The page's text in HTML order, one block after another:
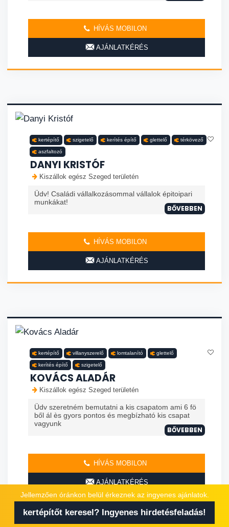
HÍVÁS MOBILON
AJÁNLATKÉRÉS
kertépítő szigetelő kerítés építő glettelő térkövező
aszfaltozó
DANYI KRISTÓF
Kiszállok egész Szeged területén
Üdv! Családi vállalkozásommal vállalok épitoipari
munkákat!
BŐVEBBEN
HÍVÁS MOBILON
AJÁNLATKÉRÉS
kertépítő villanyszerelő lomtalanító glettelő
kerítés építő szigetelő
KOVÁCS ALADÁR
Kiszállok egész Szeged területén
Üdv szeretném bemutatni a kis csapatom ami 6 fö
ből ál ès gyors pontos és megbízható kis csapat
vagyunk
BŐVEBBEN
HÍVÁS MOBILON
AJÁNLATKÉRÉS
Jellemzően óránkon belül érkeznek az ingyenes ajánlatok.
kertépítőt keresel? Ingyenes hirdetésfeladás!